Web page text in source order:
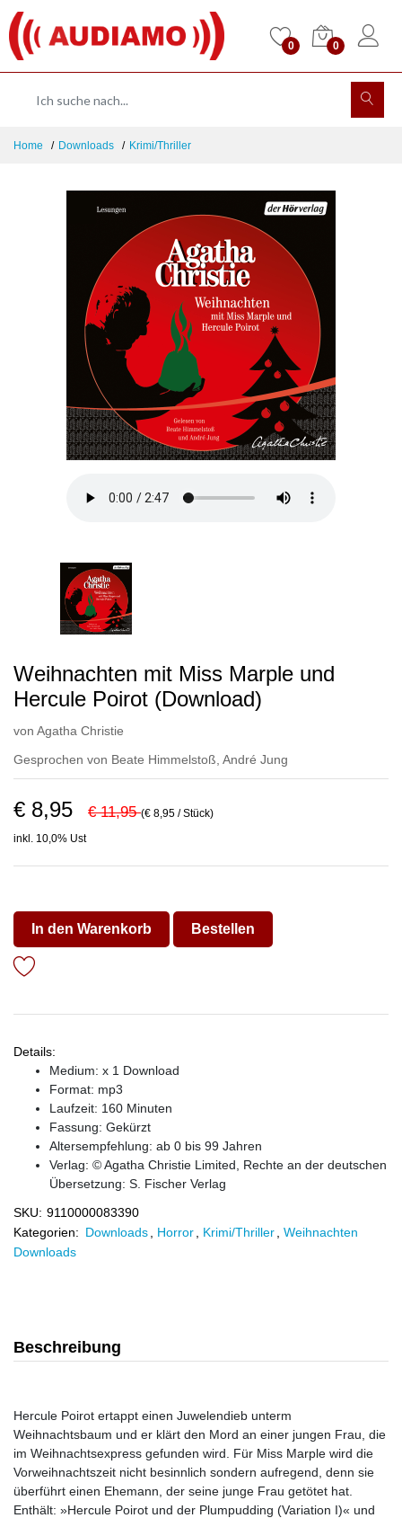
0 0
Home Downloads Krimi/Thriller
Weihnachten mit Miss Marple und
Hercule Poirot (Download)
von Agatha Christie
Gesprochen von Beate Himmelstoß André Jung
€ 8,95 € 11,95(€ 8,95 / Stück)
inkl. 10,0% Ust
In den Warenkorb Bestellen
Details:
Medium: x 1 Download
Format: mp3
Laufzeit: 160 Minuten
Fassung: Gekürzt
Altersempfehlung: ab 0 bis 99 Jahren
Verlag: © Agatha Christie Limited, Rechte an der deutschen
Übersetzung: S. Fischer Verlag
SKU: 9110000083390
Kategorien: Downloads Horror Krimi/Thriller
Weihnachten
Downloads
Beschreibung
Hercule Poirot ertappt einen Juwelendieb unterm
Weihnachtsbaum und er klärt den Mord an einer jungen Frau, die
im Weihnachtsexpress gefunden wird. Für Miss Marple wird die
Vorweihnachtszeit nicht besinnlich sondern aufregend, denn sie
überführt einen Ehemann, der seine junge Frau getötet hat.
Enthält: »Hercule Poirot und der Plumpudding (Variation I)« und